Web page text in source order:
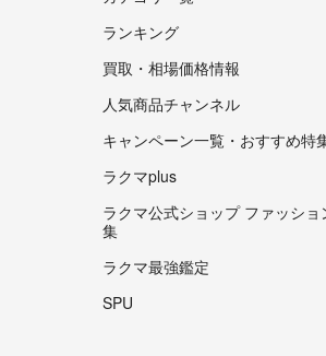
ランキング
買取・相場価格情報
人気商品チャンネル
キャンペーン一覧・おすすめ特
ラクマplus
ラクマ公式ショップ ファッショ
集
ラクマ最強鑑定
SPU